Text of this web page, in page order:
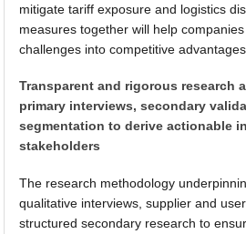
mitigate tariff exposure and logistics
measures together will help
challenges into competitive advantages.
Transparent and rigorous research
primary interviews, secondary
segmentation to derive actionable
stakeholders
The research methodology
qualitative interviews, supplier and
structured secondary research to